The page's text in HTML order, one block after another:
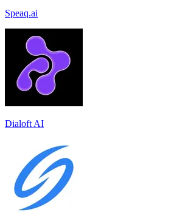
Speaq.ai
Dialoft AI